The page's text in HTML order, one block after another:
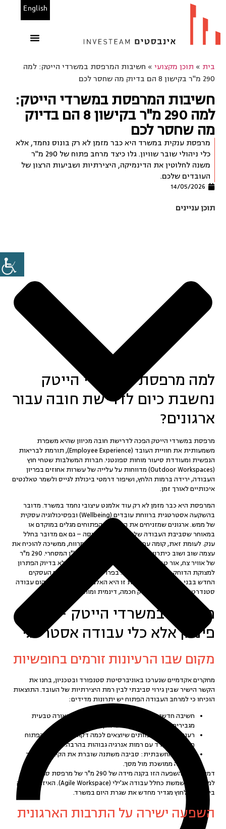
English
בית » תוכן מקצועי » חשיבות המרפסת במשרדי הייטק: למה
290 מ"ר בקישון 8 הם בדיוק מה שחסר לכם
חשיבות המרפסת במשרדי הייטק:
למה 290 מ"ר בקישון 8 הם בדיוק
מה שחסר לכם
מרפסת ענקית במשרד היא כבר מזמן לא רק בונוס נחמד, אלא
כלי ניהולי שובר שוויון. גלו כיצד מרחב פתוח של 290 מ"ר
משנה לחלוטין את הדינמיקה, היצירתיות ושביעות הרצון של
העובדים שלכם.
14/05/2026
תוכן עניינים
למה מרפסת במשרדי הייטק
נחשבת כיום לדרישת חובה עבור
ארגונים?
מרפסת במשרדי הייטק הפכה לדרישת חובה מכיוון שהיא משפרת
משמעותית את חוויית העובד (Employee Experience)
, תורמת לבריאות
הנפשית ומעודדת סיעור מוחות ספונטני. חברות המשלבות שטחי חוץ
(Outdoor Workspaces) מדווחות על עלייה של עשרות אחוזים בפריון
העבודה, ירידה ברמות הלחץ, ושיפור דרמטי ביכולת לגייס ולשמר טאלנטים
איכותיים לאורך זמן.
המרפסת היא כבר מזמן לא רק עוד אלמנט עיצובי נחמד במשרד. מדובר
בהשקעה אסטרטגית ברווחת עובדים (Wellbeing)
ובפסיכולוגיה עסקית
של ממש. ארגונים שמזניחים את השטחים הפתוחים מגלים במוקדם או
במאוחר שסביבת העבודה שלהם מרגישה דחוסה – גם אם מדובר בחלל
ענק. לעומת זאת, קומה עם יציאה למרחב פתוח ומרווח, ממשיכה להוכיח את
עצמה שוב ושוב כיתרון תחרותי מובהק
בתחום הנדל"ן המסחרי. 290 מ"ר
של אוויר צח, אור טבעי ומרחב חברתי הם לא מותרות, אלא בדיוק הפתרון
למצוקת הדוחק במרכזי התעסוקה. בפרויקט
, מתחם העסקים
החדש בבני ברק, מרפסת ענקית זו היא האלמנט שמבדיל בין מקום עבודה
סטנדרטי לבין
סביבת הייטק חכמה, דינמית ומוחשית
מרפסת במשרדי הייטק – לא
פינוק אלא כלי עבודה אסטרטגי
מקום שבו הרעיונות זורמים בחופשיות
מחקרים אקדמיים שנערכו באוניברסיטת סטנפורד ובטכניון, בחנו את
הקשר הישיר שבין גירוי סביבתי לבין רמת היצירתיות של העובד. התוצאות
הוכיחו כי למרחב העבודה הפתוח יש יתרונות מדידים:
חשיבה חדשנית:
שינויי טמפרטורה, אוויר צח ותאורה טבעית
מגבירים במובהק את יכולת פתרון הבעיות.
רענון קוגניטיבי: צוותים שיוצאים לכמה דקות אל האוויר הפתוח
חוזרים למשרד עם רמות אנרגיה גבוהות בהרבה.
גמישות מחשבתית: סביבה משתנה שוברת את הקיבעון שנוצר
מישיבה ממושכת מול מסך.
דמיינו את ההשפעה הזו בקנה מידה של 290 מ"ר של מרפסת סגורה
למחצה, המשמשת כחלל עבודה אג'ילי (Agile Workspace)
. האיזון המדויק
בין הפנים לחוץ מגדיר מחדש את שגרת היום במשרד.
השפעה ישירה על התרבות הארגונית